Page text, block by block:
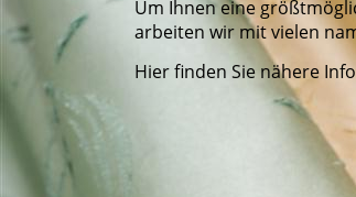
Um Ihnen eine
arbeiten wir mit vielen
Hier finden Sie nähere